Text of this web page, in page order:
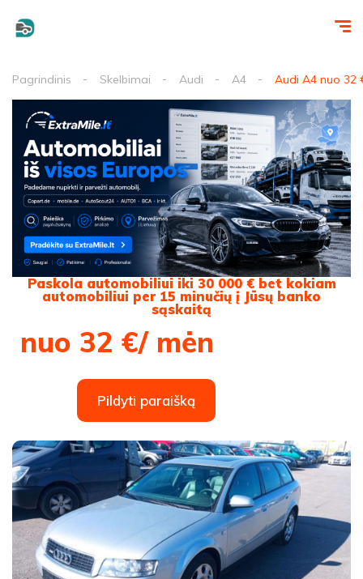
Pagrindinis Skelbimai Audi A4 Audi A4 nuo 32
Paskola automobiliui iki 30 000 € bet kokiam
automobiliui per 15 minučių į Jūsų banko
sąskaitą
nuo 32 €/ mėn
Pildyti paraišką